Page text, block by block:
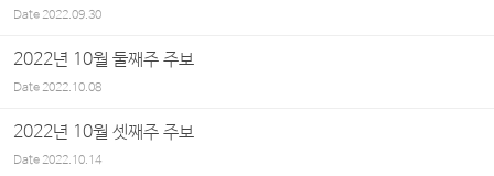
Date2022.09.30
2022년 10월 둘째주 주보
Date2022.10.08
2022년 10월 셋째주 주보
Date2022.10.14